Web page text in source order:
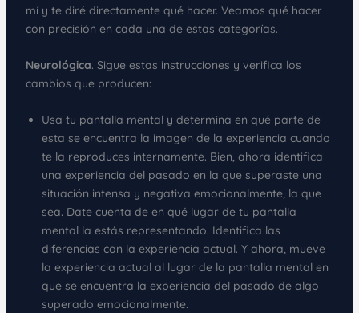
mí y te diré directamente qué hacer. Veamos qué hacer
con precisión en cada una de estas categorías.
Neurológica. Sigue estas instrucciones y verifica los
cambios que producen:
Usa tu pantalla mental y determina en qué parte de
esta se encuentra la imagen de la experiencia cuando
te la reproduces internamente. Bien, ahora identifica
una experiencia del pasado en la que superaste una
situación intensa y negativa emocionalmente, la que
sea. Date cuenta de en qué lugar de tu pantalla
mental la estás representando. Identifica las
diferencias con la experiencia actual. Y ahora, mueve
la experiencia actual al lugar de la pantalla mental en
que se encuentra la experiencia del pasado de algo
superado emocionalmente.